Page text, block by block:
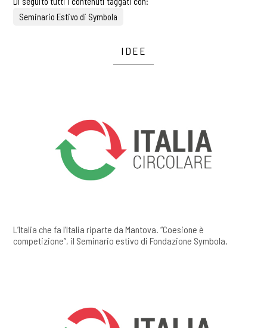
Seminario Estivo di Symbola
IDEE
L’Italia che fa l’Italia riparte da Mantova. “Coesione è
competizione”, il Seminario estivo di Fondazione Symbola.